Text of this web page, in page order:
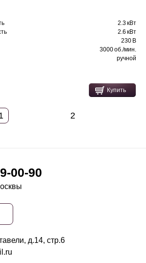
2.3 кВт
2.6 кВт
230 В
3000 об./мин.
ручной
Купить
2
00-90
д.14, стр.6